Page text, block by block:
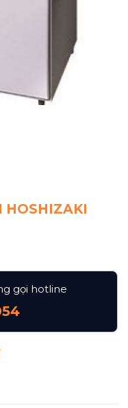
HOSHIZAKI
gọi hotline